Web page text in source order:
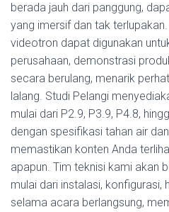
berada jauh dari panggung,
yang imersif dan tak
videotron dapat digunakan
perusahaan, demonstrasi
secara berulang, menarik
lalang. Studi Pelangi
mulai dari P2.9, P3.9, P4.8,
dengan spesifikasi tahan air
memastikan konten Anda
apapun. Tim teknisi kami akan
mulai dari instalasi, konfigurasi,
selama acara berlangsung,